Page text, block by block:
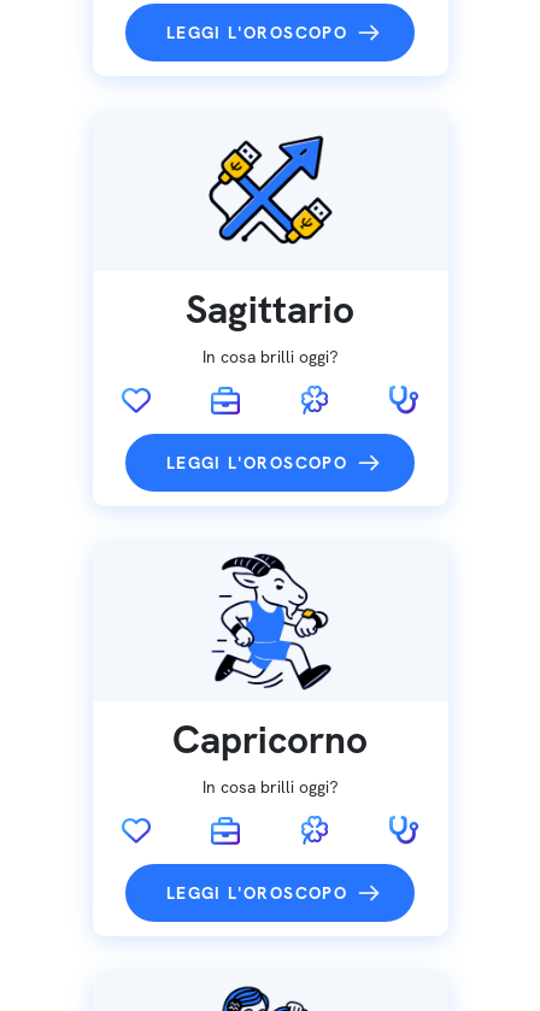
LEGGI L'OROSCOPO
Sagittario
In cosa brilli oggi?
LEGGI L'OROSCOPO
Capricorno
In cosa brilli oggi?
LEGGI L'OROSCOPO